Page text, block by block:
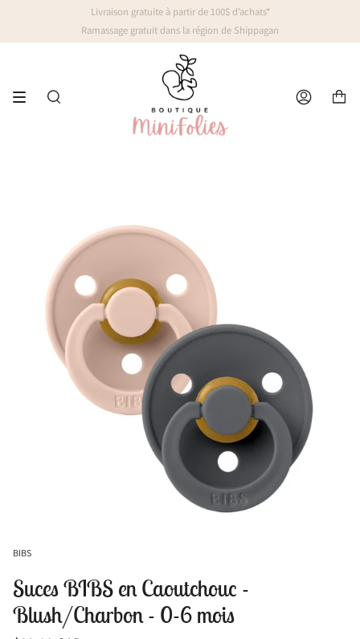
contenu
page
Livraison gratuite à partir de 100$ d’achats*
Ramassage gratuit dans la région de Shippagan
Recherche Compte
BIBS
Suces BIBS en Caoutchouc -
Blush/Charbon - 0-6 mois